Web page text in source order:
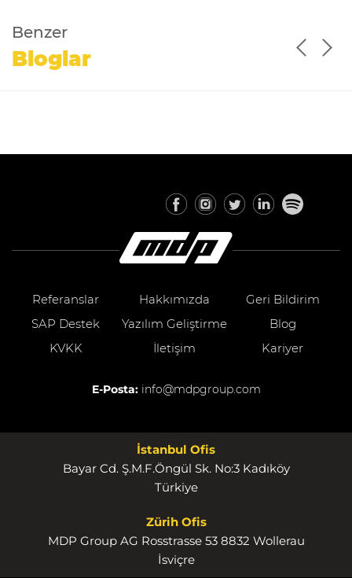
Benzer
Bloglar
Referanslar Hakkımızda
Geri Bildirim
SAP Destek
Yazılım Geliştirme
Blog
KVKK
İletişim Kariyer
E-Posta: info@mdpgroup.com
İstanbul Ofis
Bayar Cd. Ş.M.F.Öngül Sk. No:3 Kadıköy
Türkiye
Zürih Ofis
MDP Group AG Rosstrasse 53 8832 Wollerau
İsviçre